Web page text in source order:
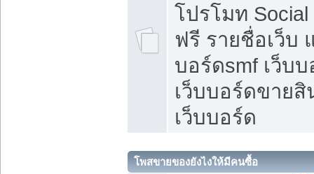
โปรโมท
ฟรี รายชื่อเว็บ
บอร์ดsmf เว็บ
เว็บบอร์ดขาย
เว็บบอร์ด
โพสขายของยังไงให้มีคนซื้อ